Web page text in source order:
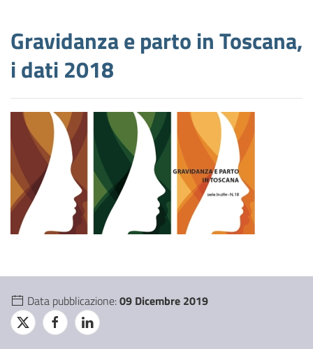
Gravidanza e parto in Toscana,
i dati 2018
Data pubblicazione:09 Dicembre 2019